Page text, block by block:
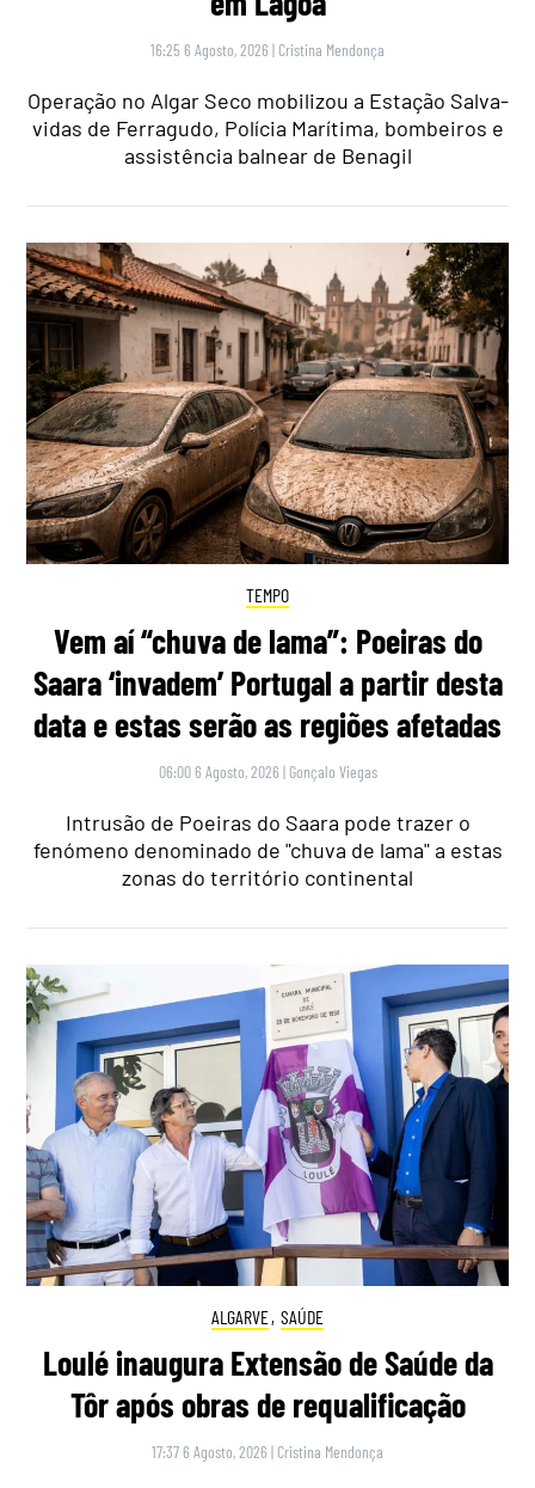
16:25 6 Agosto, 2026 | Cristina Mendonça
Operação no Algar Seco mobilizou a Estação Salva-
vidas de Ferragudo, Polícia Marítima, bombeiros e
assistência balnear de Benagil
TEMPO
Vem aí “chuva de lama”: Poeiras do
Saara ‘invadem’ Portugal a partir desta
data e estas serão as regiões afetadas
06:00 6 Agosto, 2026 | Gonçalo Viegas
Intrusão de Poeiras do Saara pode trazer o
fenómeno denominado de "chuva de lama" a estas
zonas do território continental
ALGARVE, SAÚDE
Loulé inaugura Extensão de Saúde da
Tôr após obras de requalificação
17:37 6 Agosto, 2026 | Cristina Mendonça